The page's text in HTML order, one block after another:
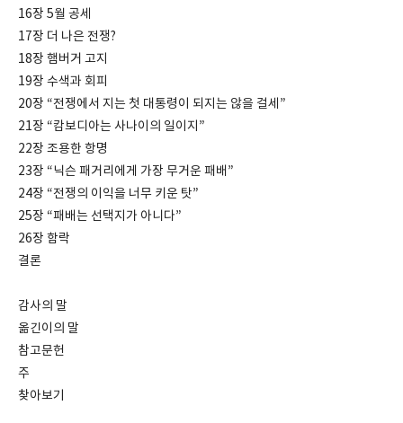
16장 5월 공세
17장 더 나은 전쟁?
18장 햄버거 고지
19장 수색과 회피
20장 “전쟁에서 지는 첫 대통령이 되지는 않을 걸세”
21장 “캄보디아는 사나이의 일이지”
22장 조용한 항명
23장 “닉슨 패거리에게 가장 무거운 패배”
24장 “전쟁의 이익을 너무 키운 탓”
25장 “패배는 선택지가 아니다”
26장 함락
결론
감사의 말
옮긴이의 말
참고문헌
주
찾아보기